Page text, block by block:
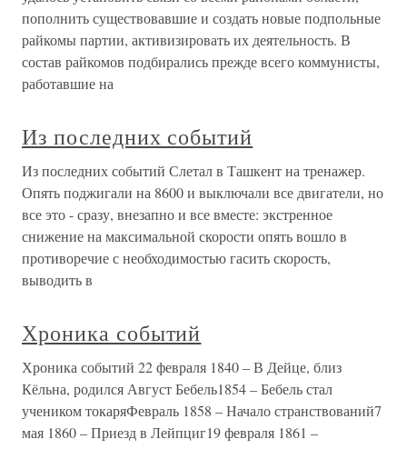
пополнить существовавшие и создать новые подпольные
райкомы партии, активизировать их деятельность. В
состав райкомов подбирались прежде всего коммунисты,
работавшие на
Из последних событий
Из последних событий Слетал в Ташкент на тренажер.
Опять поджигали на 8600 и выключали все двигатели, но
все это - сразу, внезапно и все вместе: экстренное
снижение на максимальной скорости опять вошло в
противоречие с необходимостью гасить скорость,
выводить в
Хроника событий
Хроника событий 22 февраля 1840 – В Дейце, близ
Кёльна, родился Август Бебель1854 – Бебель стал
учеником токаряФевраль 1858 – Начало странствований7
мая 1860 – Приезд в Лейпциг19 февраля 1861 –